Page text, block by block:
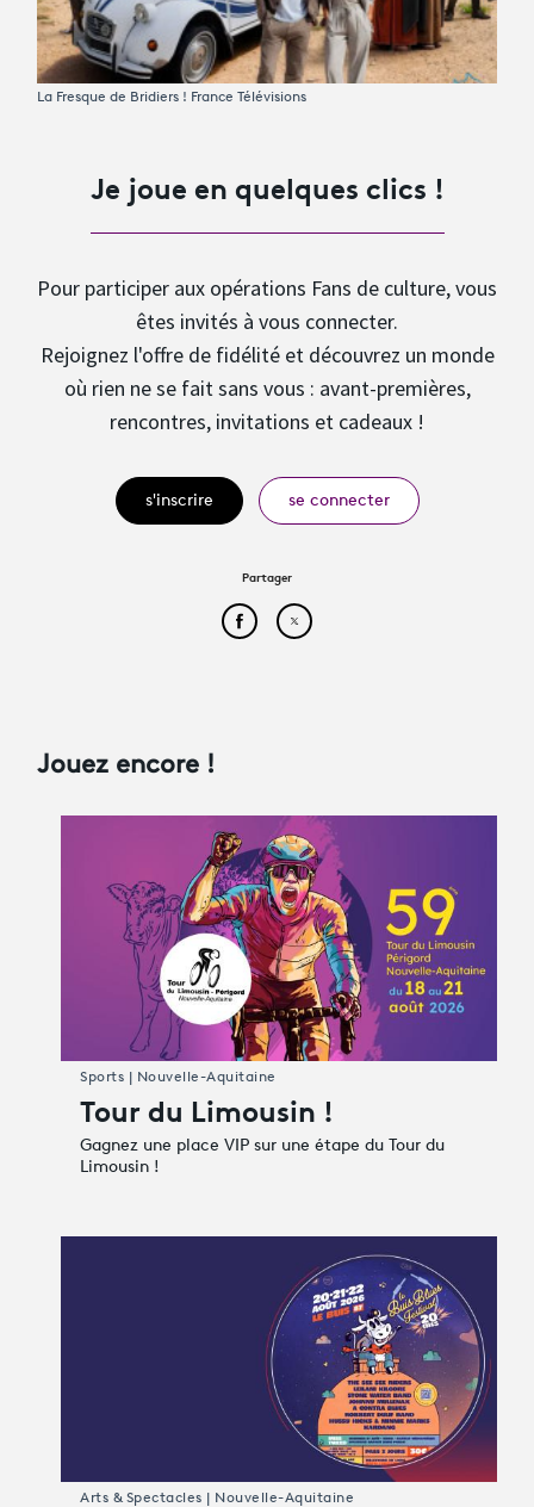
La Fresque de Bridiers ! France Télévisions
Je joue en quelques clics !
Pour participer aux opérations Fans de culture, vous
êtes invités à vous connecter.
Rejoignez l'offre de fidélité et découvrez un monde
où rien ne se fait sans vous : avant-premières,
rencontres, invitations et cadeaux !
s'inscrire se connecter
Partager
Partager cet article sur
Partager cet article sur
Jouez encore !
Tour du Limousin !
Gagnez une place VIP sur une étape du Tour du
Limousin !
Sports | Nouvelle-Aquitaine
Arts & Spectacles | Nouvelle-Aquitaine